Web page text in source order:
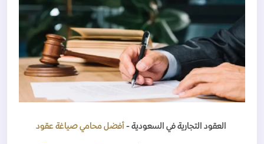
العقود التجارية في السعودية - أفضل محامي صياغة عقود